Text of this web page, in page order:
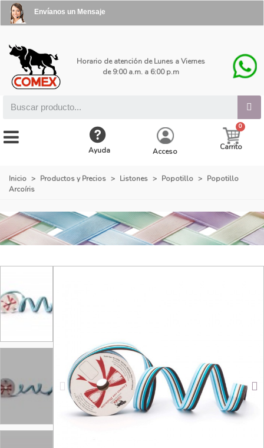
Envíanos un Mensaje
Horario de atención de Lunes a Viernes
de 9:00 a.m. a 6:00 p.m
Ayuda Acceso Carrito
Inicio > Productos y Precios > Listones > Popotillo > Popotillo
Arcoíris